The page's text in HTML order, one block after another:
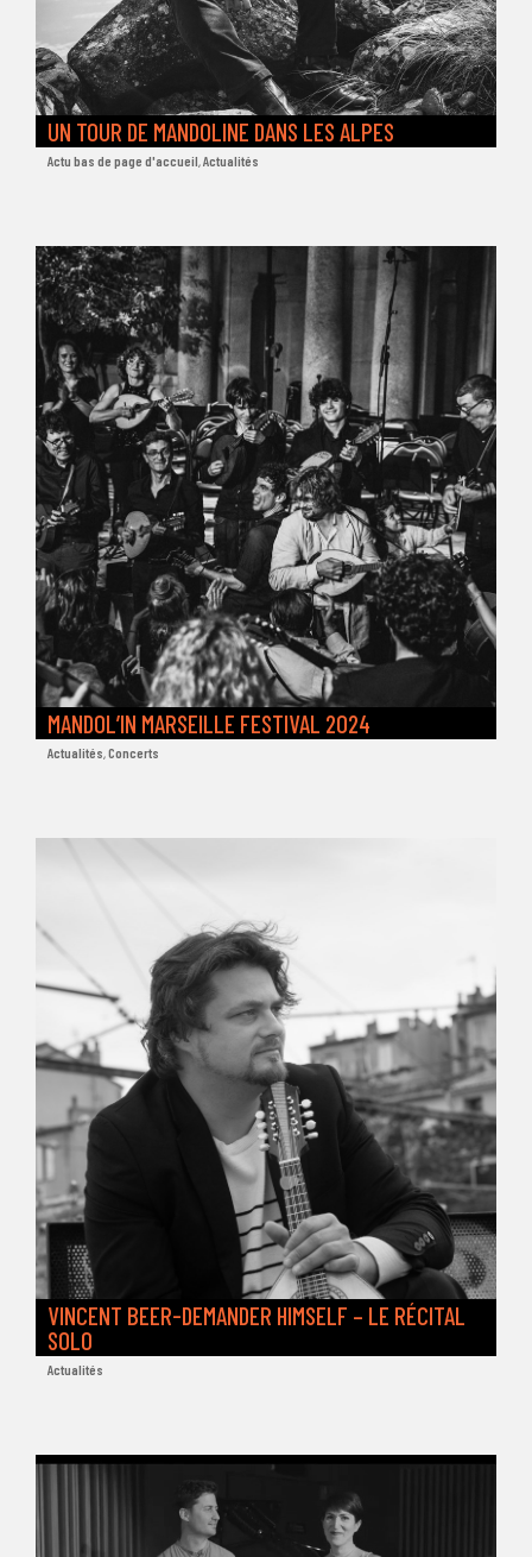
UN TOUR DE MANDOLINE DANS LES ALPES
Actu bas de page d'accueil Actualités
MANDOL’IN MARSEILLE FESTIVAL 2024
Actualités Concerts
VINCENT BEER-DEMANDER HIMSELF – LE RÉCITAL
SOLO
Actualités